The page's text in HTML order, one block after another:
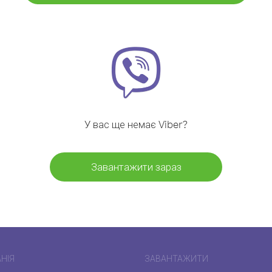
У вас ще немає Viber?
Завантажити зараз
ЗАВАНТАЖИТИ